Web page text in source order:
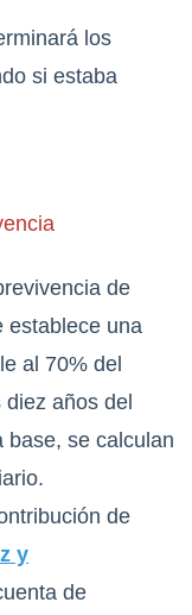
los
si estaba
de
establece una
al 70% del
años del
base, se calculan
de
y
de